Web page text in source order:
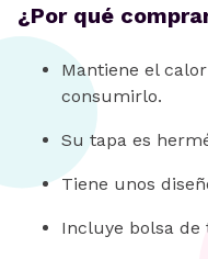
¿Por qué
Mantiene el
consumirlo.
Su tapa es
Tiene unos
Incluye bolsa de